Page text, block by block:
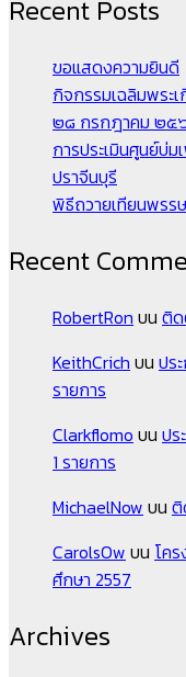
Recent Posts
ขอแสดงความยินดี
กิจกรรมเฉลิมพระ
๒๘ กรกฎาคม ๒๕
การประเมินศูนย์บ่
ปราจีนบุรี
พิธีถวายเทียนพรร
Recent
RobertRon บน ติด
KeithCrich บน ปร
รายการ
Clarkflomo บน ปร
1 รายการ
MichaelNow บน ติ
CarolsOw บน โค
ศึกษา 2557
Archives